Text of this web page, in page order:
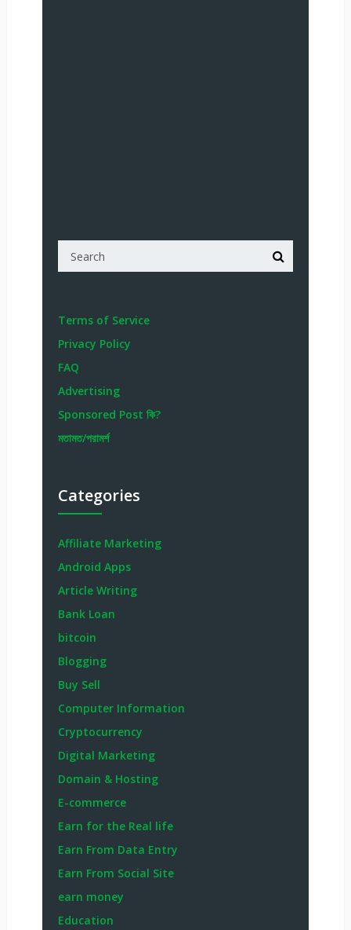
Terms of Service
Privacy Policy
FAQ
Advertising
Sponsored Post কি?
মতামত/পরামর্শ
Categories
Affiliate Marketing
Android Apps
Article Writing
Bank Loan
bitcoin
Blogging
Buy Sell
Computer Information
Cryptocurrency
Digital Marketing
Domain & Hosting
E-commerce
Earn for the Real life
Earn From Data Entry
Earn From Social Site
earn money
Education